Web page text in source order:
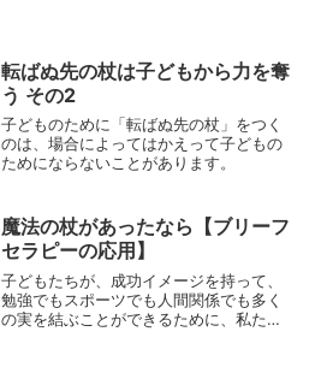
転ばぬ先の杖は子どもから力を奪
う その2
子どものために「転ばぬ先の杖」をつく
のは、場合によってはかえって子どもの
ためにならないことがあります。
魔法の杖があったなら【ブリーフ
セラピーの応用】
子どもたちが、成功イメージを持って、
勉強でもスポーツでも人間関係でも多く
の実を結ぶことができるために、私たち